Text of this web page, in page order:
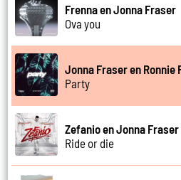
Frenna en Jonna Fraser
Ova you
Jonna Fraser en Ronnie
Party
Zefanio en Jonna Fraser
Ride or die